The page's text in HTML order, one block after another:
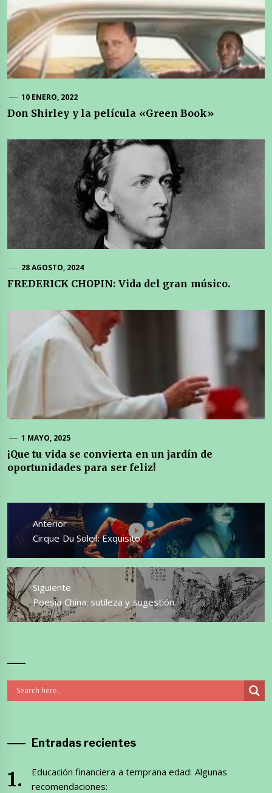
10 ENERO, 2022
Don Shirley y la película «Green Book»
28 AGOSTO, 2024
FREDERICK CHOPIN: Vida del gran músico.
1 MAYO, 2025
¡Que tu vida se convierta en un jardín de
oportunidades para ser feliz!
Navegación
entradas
Anterior
Entrada
Cirque Du Soleil: Exquisito.
Siguiente
Entrada
siguiente:
Poesía China: sutileza y sugestión.
Entradas recientes
Educación financiera a temprana edad: Algunas
recomendaciones: